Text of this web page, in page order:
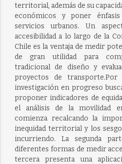
territorial, además de su
económicos y poner
servicios urbanos. Un
accesibilidad a lo largo de la
Chile es la ventaja de medir
de gran utilidad para
tradicional de diseño y
proyectos de
investigación en progreso
proponer indicadores de
el análisis de la movilidad
comienza recalcando la
inequidad territorial y los
incurriendo. La segunda
diferentes formas de medir
tercera presenta una